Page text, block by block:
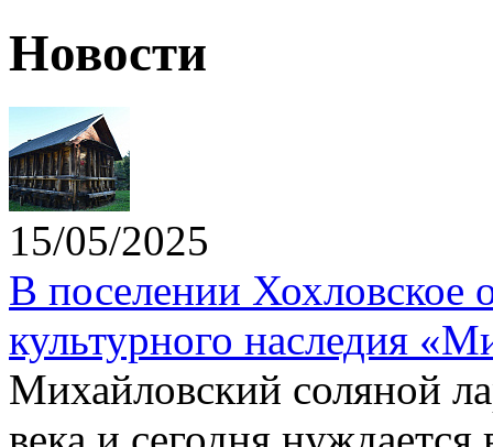
Новости
15/05/2025
В поселении Хохловское
культурного наследия
Михайловский соляной